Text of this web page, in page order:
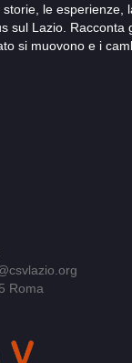
le esperienze,
sul Lazio. Racconta
si muovono e i
Roma